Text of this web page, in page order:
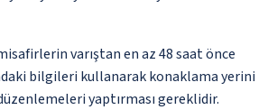
varıştan en az 48 saat önce
bilgileri kullanarak konaklama yerini
yaptırması gereklidir.